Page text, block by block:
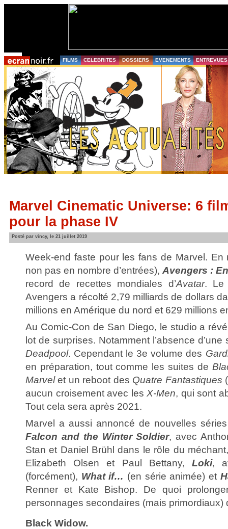
FILMS CELEBRITES DOSSIERS EVENEMENTS ENTREVUES
Marvel Cinematic Universe: 6
pour la phase IV
Posté par vincy, le 21 juillet 2019
Week-end faste pour les fans de Marvel. En
non pas en nombre d’entrées), Avengers :
record de recettes mondiales d’Avatar. Le
Avengers a récolté 2,79 milliards de dollars
millions en Amérique du nord et 629 millions
Au Comic-Con de San Diego, le studio a
lot de surprises. Notamment l’absence
Deadpool. Cependant le 3e volume des
en préparation, tout comme les suites de
Marvelet un reboot des Quatre Fantastiques
aucun croisement avec lesX-Men, qui sont
Tout cela sera après 2021.
Marvel a aussi annoncé de nouvelles
Falcon and the Winter Soldier, avec
Stan et Daniel Brühl dans le rôle du
Elizabeth Olsen et Paul Bettany,Loki,
(forcément), What if… (en série animée) et
Renner et Kate Bishop. De quoi
personnages secondaires (mais primordiaux)
Black Widow.